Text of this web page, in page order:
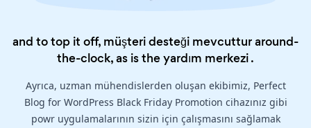
and to top it off, müşteri desteği mevcuttur around-
the-clock, as is theyardım merkezi.
Ayrıca, uzman mühendislerden oluşan ekibimiz, Perfect
Blog for WordPress Black Friday Promotion cihazınız gibi
powr uygulamalarının sizin için çalışmasını sağlamak